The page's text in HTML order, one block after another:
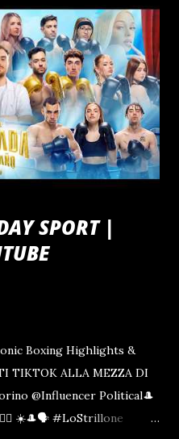
dettagli che non sono
FEBBRE DA GARLASCO?
SPORT |
Boxing Highlights &
TIKTOK ALLA MEZZA DI
@Influencer Political🎩
☀️🎩🗣️ #LoStrillone